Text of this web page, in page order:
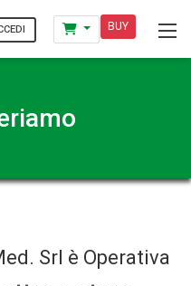
BUY
Srl è Operativa